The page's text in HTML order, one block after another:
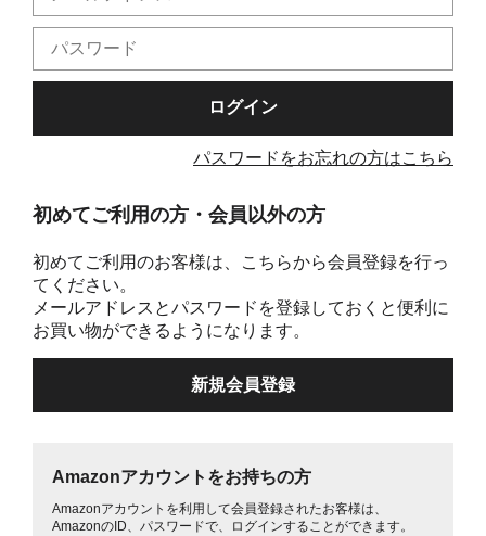
中古品を探す
パスワードをお忘れの方はこちら
初めてご利用の方・会員以外の方
初めてご利用のお客様は、こちらから会員登録を行っ
てください。
メールアドレスとパスワードを登録しておくと便利に
お買い物ができるようになります。
Amazonアカウントをお持ちの方
Amazonアカウントを利用して会員登録されたお客様は、
AmazonのID、パスワードで、ログインすることができます。